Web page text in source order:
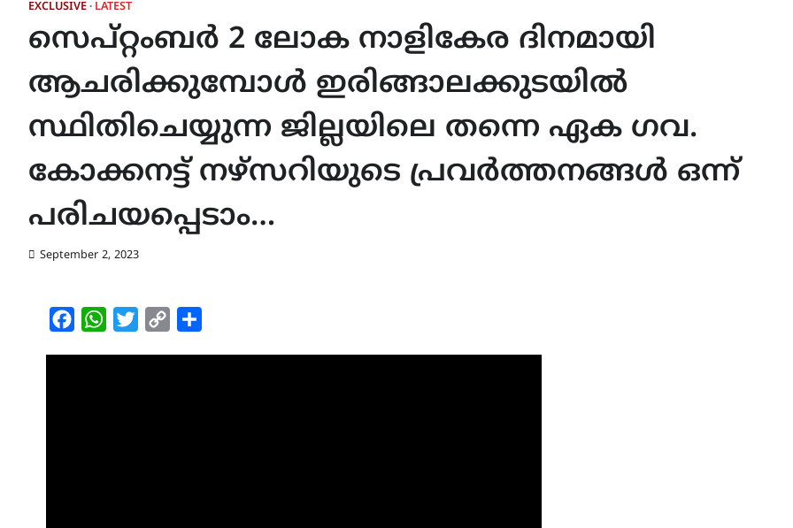
EXCLUSIVE LATEST
സെപ്റ്റംബർ 2 ലോക നാളികേര ദിനമായി
ആചരിക്കുമ്പോൾ ഇരിങ്ങാലക്കുടയിൽ
സ്ഥിതിചെയ്യുന്ന ജില്ലയിലെ തന്നെ ഏക ഗവ.
കോക്കനട്ട് നഴ്സറിയുടെ പ്രവർത്തനങ്ങൾ ഒന്ന്
പരിചയപ്പെടാം…
September 2, 2023
FacebookWhatsAppTwitterCopy